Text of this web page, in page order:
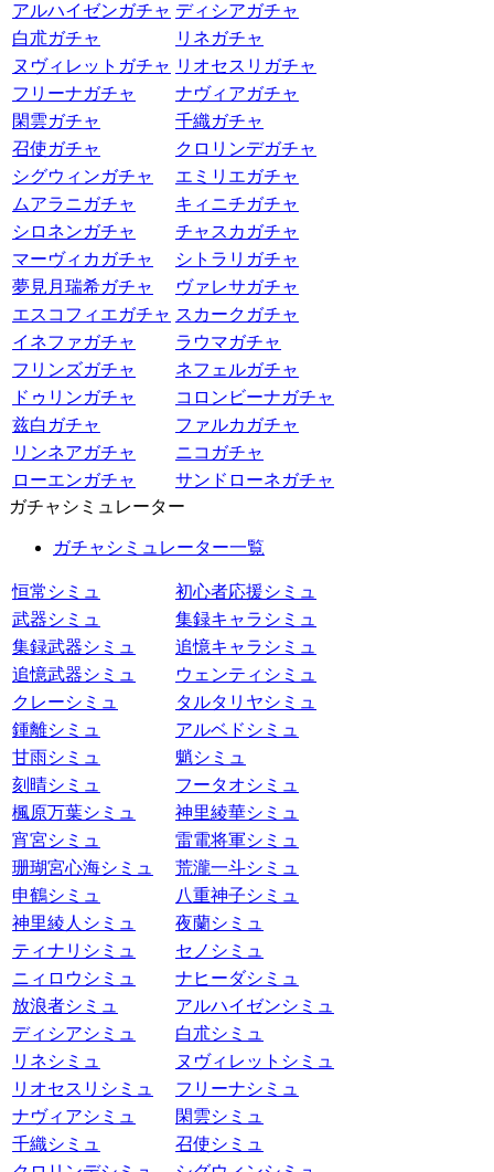
アルハイゼンガチャ ディシアガチャ
白朮ガチャ
リネガチャ
ヌヴィレットガチャ リオセスリガチャ
フリーナガチャ
ナヴィアガチャ
閑雲ガチャ
千織ガチャ
召使ガチャ
クロリンデガチャ
シグウィンガチャ
エミリエガチャ
ムアラニガチャ
キィニチガチャ
シロネンガチャ
チャスカガチャ
マーヴィカガチャ
シトラリガチャ
夢見月瑞希ガチャ
ヴァレサガチャ
エスコフィエガチャ スカークガチャ
イネファガチャ
ラウマガチャ
フリンズガチャ
ネフェルガチャ
ドゥリンガチャ
コロンビーナガチャ
兹白ガチャ
ファルカガチャ
リンネアガチャ
ニコガチャ
ローエンガチャ
サンドローネガチャ
ガチャシミュレーター
ガチャシミュレーター一覧
恒常シミュ
初心者応援シミュ
武器シミュ
集録キャラシミュ
集録武器シミュ
追憶キャラシミュ
追憶武器シミュ
ウェンティシミュ
クレーシミュ
タルタリヤシミュ
鍾離シミュ
アルベドシミュ
甘雨シミュ
魈シミュ
刻晴シミュ
フータオシミュ
楓原万葉シミュ
神里綾華シミュ
宵宮シミュ
雷電将軍シミュ
珊瑚宮心海シミュ
荒瀧一斗シミュ
申鶴シミュ
八重神子シミュ
神里綾人シミュ
夜蘭シミュ
ティナリシミュ
セノシミュ
ニィロウシミュ
ナヒーダシミュ
放浪者シミュ
アルハイゼンシミュ
ディシアシミュ
白朮シミュ
リネシミュ
ヌヴィレットシミュ
リオセスリシミュ
フリーナシミュ
ナヴィアシミュ
閑雲シミュ
千織シミュ
召使シミュ